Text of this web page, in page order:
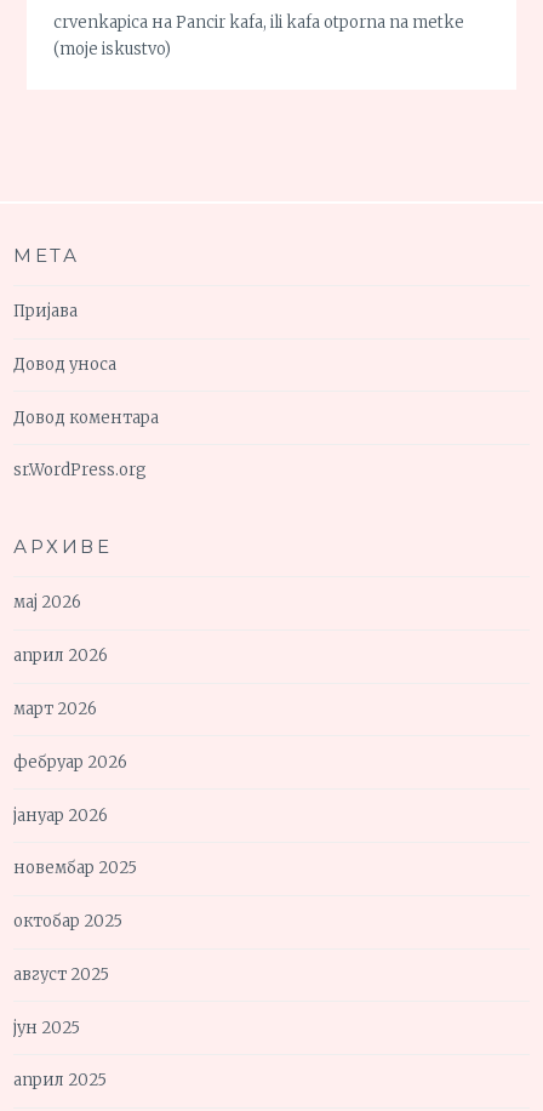
crvenkapica наPancir kafa, ili kafa otporna na metke
(moje iskustvo)
МЕТА
Пријава
Довод уноса
Довод коментара
sr.WordPress.org
АРХИВЕ
мај 2026
април 2026
март 2026
фебруар 2026
јануар 2026
новембар 2025
октобар 2025
август 2025
јун 2025
април 2025